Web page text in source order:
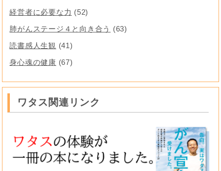
経営者に必要な力 (52)
肺がんステージ４と向き合う
(63)
読書感人生観 (41)
身心魂の健康 (67)
ワタス関連リンク